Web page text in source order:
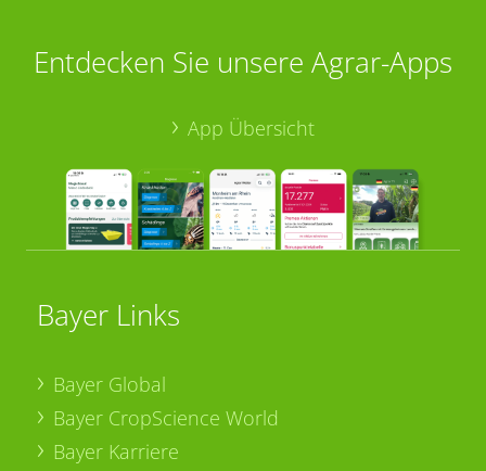
Entdecken Sie unsere Agrar-Apps
App Übersicht
Bayer Links
Bayer Global
Bayer CropScience World
Bayer Karriere